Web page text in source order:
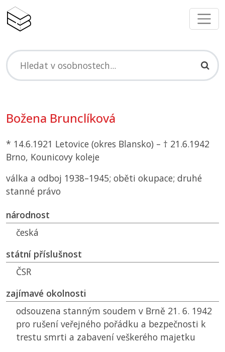
Božena Brunclíková
* 14.6.1921 Letovice (okres Blansko) – † 21.6.1942
Brno, Kounicovy koleje
válka a odboj 1938–1945; oběti okupace; druhé
stanné právo
národnost
česká
státní příslušnost
ČSR
zajímavé okolnosti
odsouzena stanným soudem v Brně 21. 6. 1942
pro rušení veřejného pořádku a bezpečnosti k
trestu smrti a zabavení veškerého majetku